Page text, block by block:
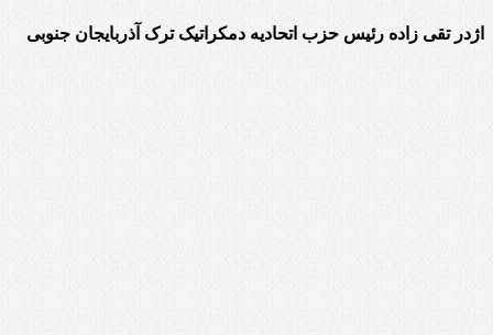
اژدر تقی زاده رئیس حزب اتحادیه دمکراتیک ترک آذربایجان جنوبی